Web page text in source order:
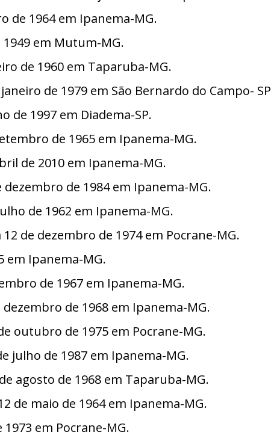
de 1964 em Ipanema-MG.
1949 em Mutum-MG.
de 1960 em Taparuba-MG.
de 1979 em São Bernardo do Campo- SP
de 1997 em Diadema-SP.
de 1965 em Ipanema-MG.
de 2010 em Ipanema-MG.
de 1984 em Ipanema-MG.
de 1962 em Ipanema-MG.
de dezembro de 1974 em Pocrane-MG.
em Ipanema-MG.
de 1967 em Ipanema-MG.
de 1968 em Ipanema-MG.
outubro de 1975 em Pocrane-MG.
julho de 1987 em Ipanema-MG.
agosto de 1968 em Taparuba-MG.
de maio de 1964 em Ipanema-MG.
em Pocrane-MG.